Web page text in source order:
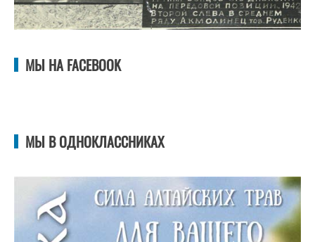
МЫ НА FACEBOOK
МЫ В ОДНОКЛАССНИКАХ